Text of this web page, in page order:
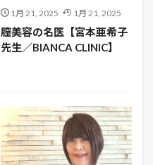
1月 21, 2025 1月 21, 2025
膣美容の名医【宮本亜希子
先生／BIANCA CLINIC】